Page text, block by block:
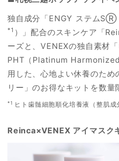
独自成分「ENGY ステムSⓇ
*1 ）」配合のスキンケア「
ーズと、VENEXの独⾃素材
PHT（Platinum
用した、心地よい休養のため
リー」のお得なキットを数量
*1 ヒト歯髄細胞順化培養液（整肌成
Reinca×VENEX アイマス